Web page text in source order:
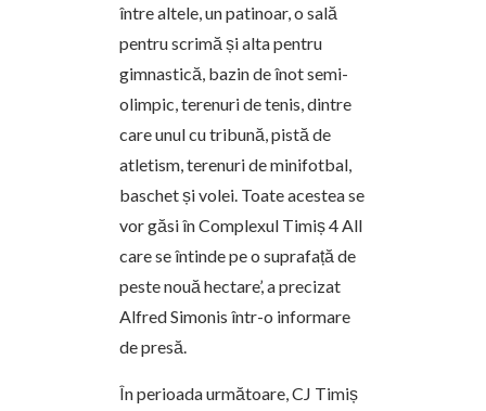
între altele, un patinoar, o sală
pentru scrimă și alta pentru
gimnastică, bazin de înot semi-
olimpic, terenuri de tenis, dintre
care unul cu tribună, pistă de
atletism, terenuri de minifotbal,
baschet și volei. Toate acestea se
vor găsi în Complexul Timiș 4 All
care se întinde pe o suprafață de
peste nouă hectare’, a precizat
Alfred Simonis într-o informare
de presă.
În perioada următoare, CJ Timiș